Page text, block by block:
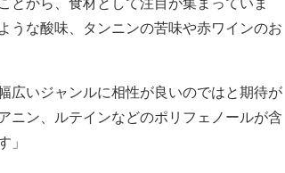
とから、食材として注目が集まっていま
うな酸味、タンニンの苦味や赤ワインのお
広いジャンルに相性が良いのではと期待が
ニン、ルテインなどのポリフェノールが含
」